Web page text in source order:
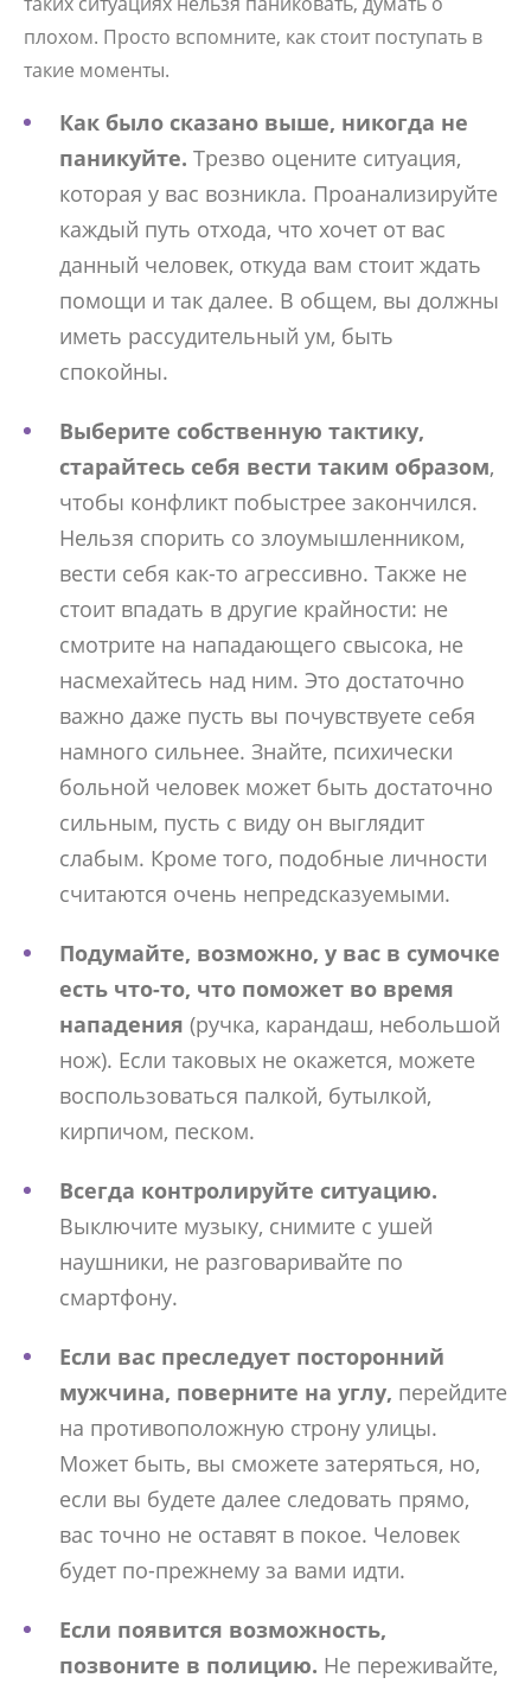
плохом. Просто вспомните, как стоит поступать в
такие моменты.
Как было сказано выше, никогда не
паникуйте. Трезво оцените ситуация,
которая у вас возникла. Проанализируйте
каждый путь отхода, что хочет от вас
данный человек, откуда вам стоит ждать
помощи и так далее. В общем, вы должны
иметь рассудительный ум, быть
спокойны.
Выберите собственную тактику,
старайтесь себя вести таким образом,
чтобы конфликт побыстрее закончился.
Нельзя спорить со злоумышленником,
вести себя как-то агрессивно. Также не
стоит впадать в другие крайности: не
смотрите на нападающего свысока, не
насмехайтесь над ним. Это достаточно
важно даже пусть вы почувствуете себя
намного сильнее. Знайте, психически
больной человек может быть достаточно
сильным, пусть с виду он выглядит
слабым. Кроме того, подобные личности
считаются очень непредсказуемыми.
Подумайте, возможно, у вас в сумочке
есть что-то, что поможет во время
нападения (ручка, карандаш, небольшой
нож). Если таковых не окажется, можете
воспользоваться палкой, бутылкой,
кирпичом, песком.
Всегда контролируйте ситуацию.
Выключите музыку, снимите с ушей
наушники, не разговаривайте по
смартфону.
Если вас преследует посторонний
мужчина, поверните на углу, перейдите
на противоположную строну улицы.
Может быть, вы сможете затеряться, но,
если вы будете далее следовать прямо,
вас точно не оставят в покое. Человек
будет по-прежнему за вами идти.
Если появится возможность,
позвоните в полицию. Не переживайте,